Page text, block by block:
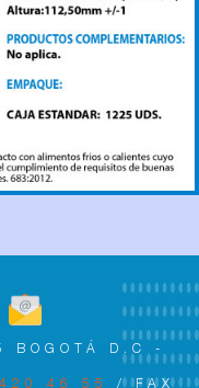
D.C -
46 55 / FAX